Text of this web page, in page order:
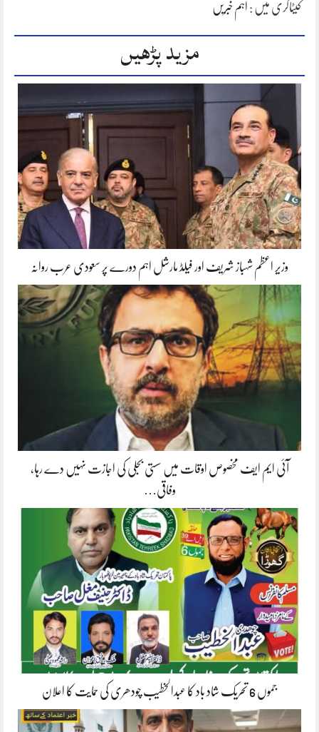
کیٹاگری میں : اہم خبریں
مزید پڑھیں
وزیر اعظم شہباز شریف اور فیلڈ مارشل اہم دورے پر سعودی عرب روانہ
آئی ایم ایف مخصوص اوقات میں سستی بجلی کی اجازت نہیں دے رہا،
وفاقی…
جموں 6 تحریک شاد باد کا عبدالخطیب چودھری کی حمایت کا اعلان